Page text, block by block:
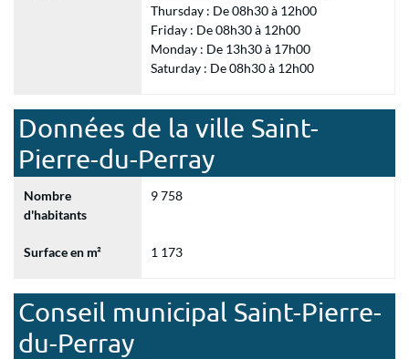
Thursday : De 08h30 à 12h00
Friday : De 08h30 à 12h00
Monday : De 13h30 à 17h00
Saturday : De 08h30 à 12h00
Données de la ville Saint-
Pierre-du-Perray
Nombre
d'habitants
9 758
Surface en m² 1 173
Conseil municipal Saint-Pierre-
du-Perray